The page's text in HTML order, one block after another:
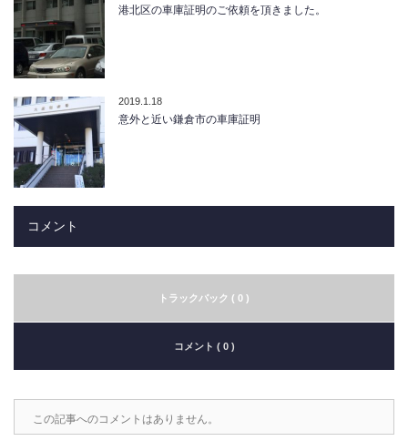
港北区の車庫証明のご依頼を頂きました。
2019.1.18
意外と近い鎌倉市の車庫証明
コメント
トラックバック ( 0 )
コメント ( 0 )
この記事へのコメントはありません。